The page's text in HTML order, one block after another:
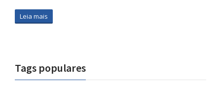
Leia mais
Tags populares